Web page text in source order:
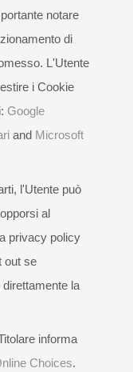
notare
di
L'Utente
i Cookie
Google
and Microsoft
l'Utente può
al
privacy policy
out se
la
informa
Choices.